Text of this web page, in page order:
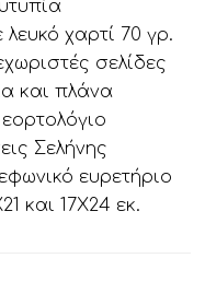
χαρτί 70 γρ.
σελίδες
και πλάνα
Σελήνης
ευρετήριο
και 17Χ24 εκ.